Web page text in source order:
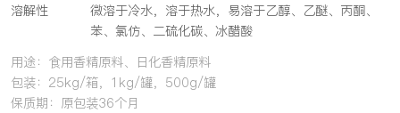
溶解性
微溶于冷水，溶于热水，易溶于乙醇、乙醚、丙酮、
苯、氯仿、二硫化碳、冰醋酸
用途：食用香精原料、日化香精原料
包装：25kg/箱，1kg/罐，500g/罐
保质期：原包装36个月